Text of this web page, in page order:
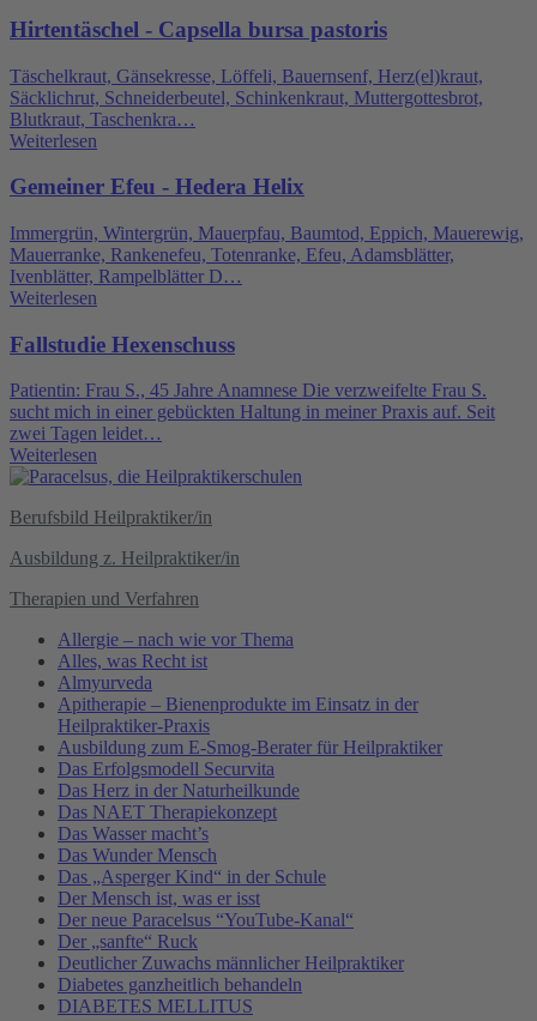
Hirtentäschel - Capsella bursa pastoris
Täschelkraut, Gänsekresse, Löffeli, Bauernsenf, Herz(el)kraut,
Säcklichrut, Schneiderbeutel, Schinkenkraut, Muttergottesbrot,
Blutkraut, Taschenkra…
Weiterlesen
Gemeiner Efeu - Hedera Helix
Immergrün, Wintergrün, Mauerpfau, Baumtod, Eppich, Mauerewig,
Mauerranke, Rankenefeu, Totenranke, Efeu, Adamsblätter,
Ivenblätter, Rampelblätter D…
Weiterlesen
Fallstudie Hexenschuss
Patientin: Frau S., 45 Jahre Anamnese Die verzweifelte Frau S.
sucht mich in einer gebückten Haltung in meiner Praxis auf. Seit
zwei Tagen leidet…
Weiterlesen
Berufsbild Heilpraktiker/in
Ausbildung z. Heilpraktiker/in
Therapien und Verfahren
Allergie – nach wie vor Thema
Alles, was Recht ist
Almyurveda
Apitherapie – Bienenprodukte im Einsatz in der
Heilpraktiker-Praxis
Ausbildung zum E-Smog-Berater für Heilpraktiker
Das Erfolgsmodell Securvita
Das Herz in der Naturheilkunde
Das NAET Therapiekonzept
Das Wasser macht’s
Das Wunder Mensch
Das „Asperger Kind“ in der Schule
Der Mensch ist, was er isst
Der neue Paracelsus “YouTube-Kanal“
Der „sanfte“ Ruck
Deutlicher Zuwachs männlicher Heilpraktiker
Diabetes ganzheitlich behandeln
DIABETES MELLITUS